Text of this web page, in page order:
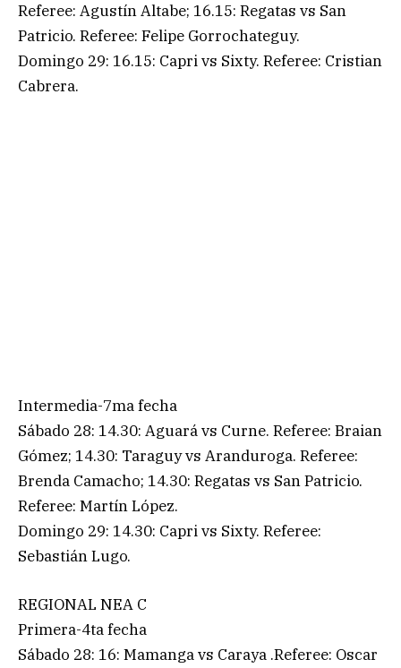
Referee: Agustín Altabe; 16.15: Regatas vs San
Patricio. Referee: Felipe Gorrochateguy.
Domingo 29: 16.15: Capri vs Sixty. Referee: Cristian
Cabrera.
Intermedia-7ma fecha
Sábado 28: 14.30: Aguará vs Curne. Referee: Braian
Gómez; 14.30: Taraguy vs Aranduroga. Referee:
Brenda Camacho; 14.30: Regatas vs San Patricio.
Referee: Martín López.
Domingo 29: 14.30: Capri vs Sixty. Referee:
Sebastián Lugo.
REGIONAL NEA C
Primera-4ta fecha
Sábado 28: 16: Mamanga vs Caraya .Referee: Oscar